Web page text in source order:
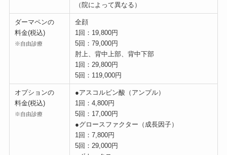
（院によって異なる）
ダーマペンの
料金(税込)
※自由診療
全顔
1回：19,800円
5回：79,000円
肘上、背中上部、背中下部
1回：29,800円
5回：119,000円
オプションの
料金(税込)
※自由診療
●アスコルビン酸（アンプル）
1回：4,800円
5回：17,000円
●グロースファクター（成長因子）
1回：7,800円
5回：29,000円